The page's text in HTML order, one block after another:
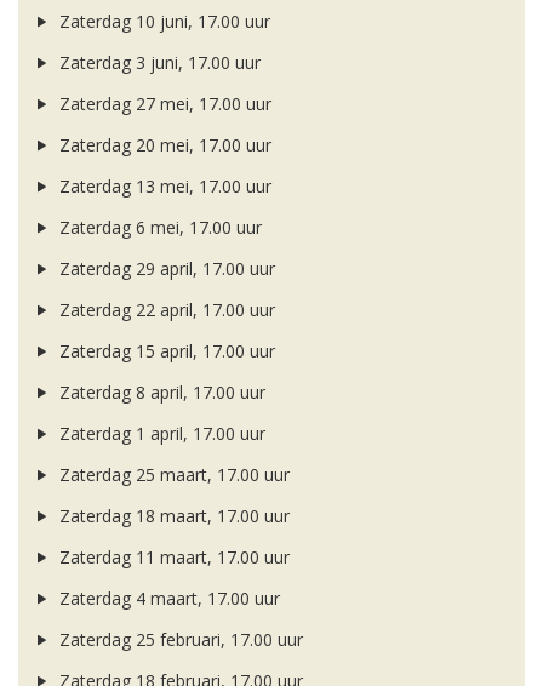
Zaterdag 10 juni, 17.00 uur
Zaterdag 3 juni, 17.00 uur
Zaterdag 27 mei, 17.00 uur
Zaterdag 20 mei, 17.00 uur
Zaterdag 13 mei, 17.00 uur
Zaterdag 6 mei, 17.00 uur
Zaterdag 29 april, 17.00 uur
Zaterdag 22 april, 17.00 uur
Zaterdag 15 april, 17.00 uur
Zaterdag 8 april, 17.00 uur
Zaterdag 1 april, 17.00 uur
Zaterdag 25 maart, 17.00 uur
Zaterdag 18 maart, 17.00 uur
Zaterdag 11 maart, 17.00 uur
Zaterdag 4 maart, 17.00 uur
Zaterdag 25 februari, 17.00 uur
Zaterdag 18 februari, 17.00 uur